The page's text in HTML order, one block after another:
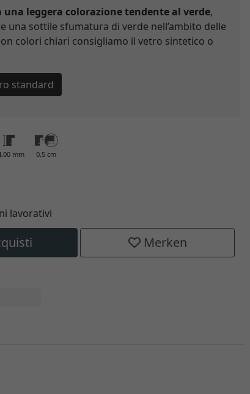
leggera colorazione tendente al verde,
una sottile sfumatura di verde nell’ambito delle
colori chiari consigliamo il vetro sintetico o
standard
mm 0,5 cm
lavorativi
Merken